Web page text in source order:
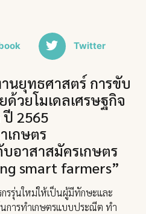
Twitter
นยุทธศาสตร์ การขับ
ด้วยโมเดลเศรษฐกิจ
ปี 2565
เกษตร
บอาสาสมัครเกษตร
smart farmers”
กรรุ่นใหม่ให้เป็นผู้มีทักษะและ
การทำเกษตรแบบประณีต ทำ